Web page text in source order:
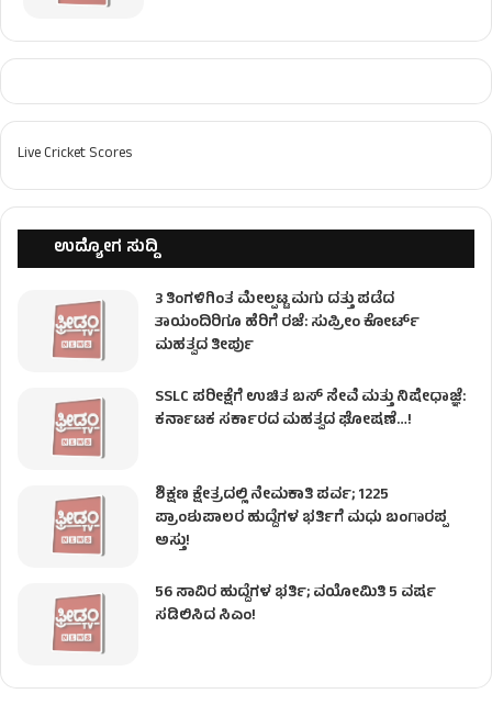
Live Cricket Scores
ಉದ್ಯೋಗ ಸುದ್ದಿ
3 ತಿಂಗಳಿಗಿಂತ ಮೇಲ್ಪಟ್ಟ ಮಗು ದತ್ತು ಪಡೆದ
ತಾಯಂದಿರಿಗೂ ಹೆರಿಗೆ ರಜೆ: ಸುಪ್ರೀಂ ಕೋರ್ಟ್
ಮಹತ್ವದ ತೀರ್ಪು
SSLC ಪರೀಕ್ಷೆಗೆ ಉಚಿತ ಬಸ್ ಸೇವೆ ಮತ್ತು ನಿಷೇಧಾಜ್ಞೆ:
ಕರ್ನಾಟಕ ಸರ್ಕಾರದ ಮಹತ್ವದ ಘೋಷಣೆ…!
ಶಿಕ್ಷಣ ಕ್ಷೇತ್ರದಲ್ಲಿ ನೇಮಕಾತಿ ಪರ್ವ; 1225
ಪ್ರಾಂಶುಪಾಲರ ಹುದ್ದೆಗಳ ಭರ್ತಿಗೆ ಮಧು ಬಂಗಾರಪ್ಪ
ಅಸ್ತು!
56 ಸಾವಿರ ಹುದ್ದೆಗಳ ಭರ್ತಿ; ವಯೋಮಿತಿ 5 ವರ್ಷ
ಸಡಿಲಿಸಿದ ಸಿಎಂ!